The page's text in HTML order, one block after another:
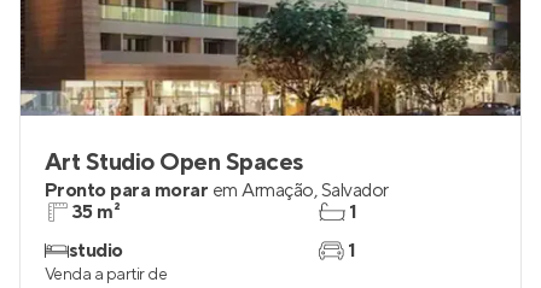
Art Studio Open Spaces
Pronto para morar em Armação,Salvador
35 m²
studio
1
1
Venda a partir de